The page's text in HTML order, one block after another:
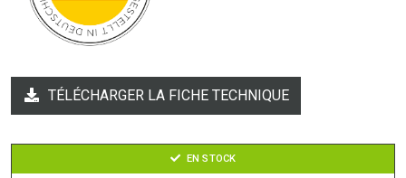
TÉLÉCHARGER LA FICHE TECHNIQUE
EN STOCK